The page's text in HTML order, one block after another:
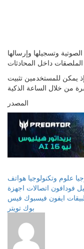
وتسجيلها وإرسالها
يمكن للمستخدمين تثبيت
المصدر
علوم وتكنولوجيا هواتف
فودافون اتصالات اجهزة
ايفون فيسبوك فيس
بوك تويتر